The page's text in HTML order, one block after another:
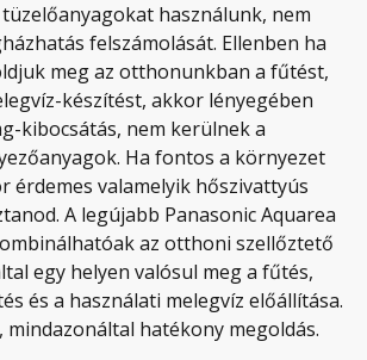
használunk, nem
felszámolását. Ellenben ha
meg az otthonunkban a fűtést,
készítést, akkor lényegében
kibocsátás, nem kerülnek a
Ha fontos a környezet
érdemes valamelyik hőszivattyús
A legújabb Panasonic Aquarea
az otthoni szellőztető
egy helyen valósul meg a fűtés,
és a használati melegvíz előállítása.
mindazonáltal hatékony megoldás.